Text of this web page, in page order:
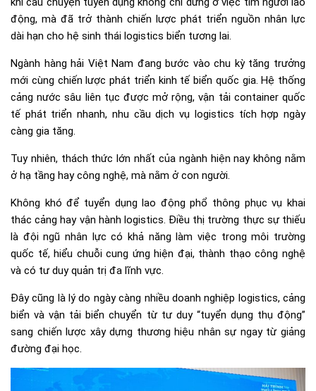
động, mà đã trở thành chiến lược phát triển nguồn nhân lực
dài hạn cho hệ sinh thái logistics biển tương lai.
Ngành hàng hải Việt Nam đang bước vào chu kỳ tăng trưởng
mới cùng chiến lược phát triển kinh tế biển quốc gia. Hệ thống
cảng nước sâu liên tục được mở rộng, vận tải container quốc
tế phát triển nhanh, nhu cầu dịch vụ logistics tích hợp ngày
càng gia tăng.
Tuy nhiên, thách thức lớn nhất của ngành hiện nay không nằm
ở hạ tầng hay công nghệ, mà nằm ở con người.
Không khó để tuyển dụng lao động phổ thông phục vụ khai
thác cảng hay vận hành logistics. Điều thị trường thực sự thiếu
là đội ngũ nhân lực có khả năng làm việc trong môi trường
quốc tế, hiểu chuỗi cung ứng hiện đại, thành thạo công nghệ
và có tư duy quản trị đa lĩnh vực.
Đây cũng là lý do ngày càng nhiều doanh nghiệp logistics, cảng
biển và vận tải biển chuyển từ tư duy “tuyển dụng thụ động”
sang chiến lược xây dựng thương hiệu nhân sự ngay từ giảng
đường đại học.